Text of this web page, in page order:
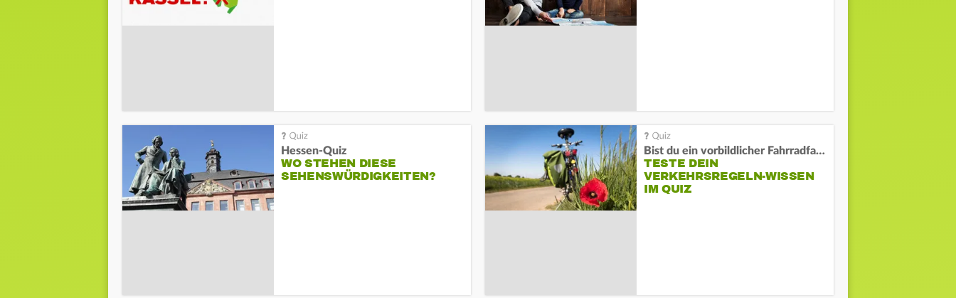
Hessen-Quiz
WO STEHEN DIESE
SEHENSWÜRDIGKEITEN?
Bist du ein vorbildlicher Fahrradfahrer?
TESTE DEIN
VERKEHRSREGELN-WISSEN
IM QUIZ